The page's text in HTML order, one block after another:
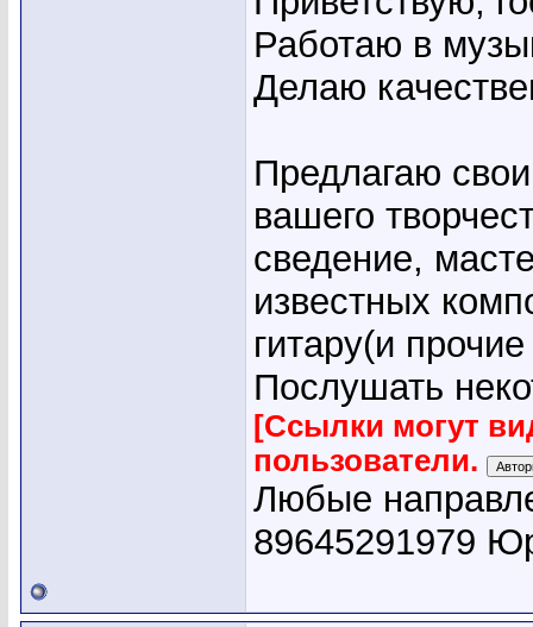
Работаю в
Делаю
Предлагаю
вашего
сведение,
известных
гитару(и
Послушать
[Ссылки могут
пользователи.
Любые
89645291979